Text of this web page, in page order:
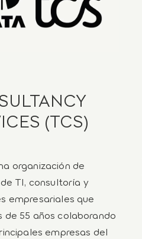
(TCS)
organización de
TI, consultoría y
empresariales que
de 55 años colaborando
empresas del